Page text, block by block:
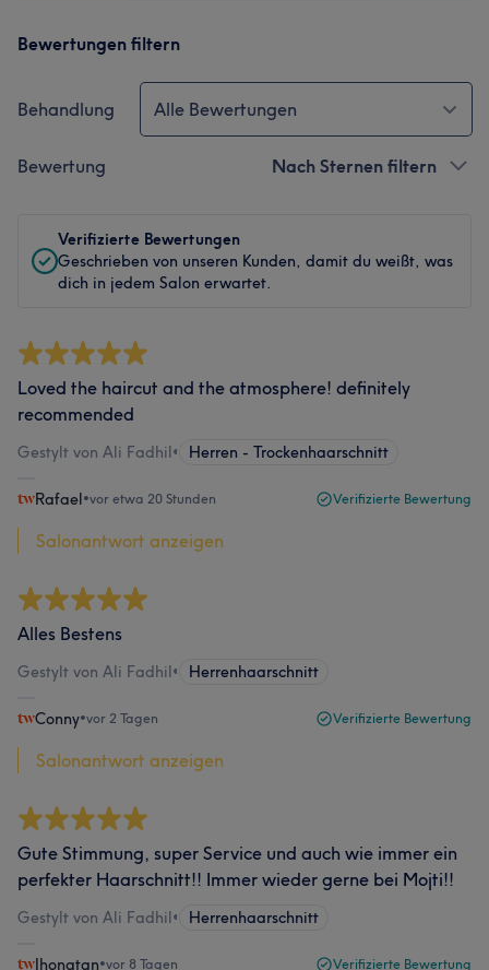
Bewertungen filtern
Behandlung Alle Bewertungen
Bewertung Nach Sternen filtern
Verifizierte Bewertungen
Geschrieben von unseren Kunden, damit du weißt, was
dich in jedem Salon erwartet.
Loved the haircut and the atmosphere! definitely
recommended
Gestylt von Ali Fadhil• Herren - Trockenhaarschnitt
Rafael•vor etwa 20 Stunden Verifizierte Bewertung
Salonantwort anzeigen
Alles Bestens
Gestylt von Ali Fadhil• Herrenhaarschnitt
Conny•vor 2 Tagen Verifizierte Bewertung
Salonantwort anzeigen
Gute Stimmung, super Service und auch wie immer ein
perfekter Haarschnitt!! Immer wieder gerne bei Mojti!!
Gestylt von Ali Fadhil• Herrenhaarschnitt
Jhonatan•vor 8 Tagen Verifizierte Bewertung